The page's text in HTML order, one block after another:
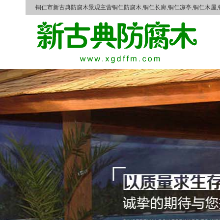
铜仁市新古典防腐木景观主营铜仁防腐木,铜仁长廊,铜仁凉亭,铜仁木